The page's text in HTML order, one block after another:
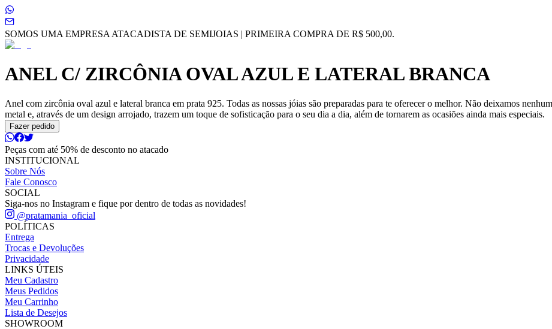
SOMOS UMA EMPRESA ATACADISTA DE SEMIJOIAS | PRIMEIRA COMPRA DE R$ 500,00.
ANEL C/ ZIRCÔNIA OVAL AZUL E LATERAL BRANCA
Anel com zircônia oval azul e lateral branca em prata 925. Todas as nossas jóias são preparadas para te oferecer o melhor. Não deixamos
metal e, através de um design arrojado, trazem um toque de sofisticação para o seu dia a dia, além de tornarem as ocasiões ainda mais especiais.
Fazer pedido
Peças com até 50% de desconto no atacado
INSTITUCIONAL
Sobre Nós
Fale Conosco
SOCIAL
Siga-nos no Instagram e fique por dentro de todas as novidades!
@pratamania_oficial
POLÍTICAS
Entrega
Trocas e Devoluções
Privacidade
LINKS ÚTEIS
Meu Cadastro
Meus Pedidos
Meu Carrinho
Lista de Desejos
SHOWROOM